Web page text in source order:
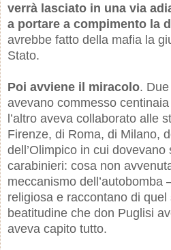
verrà lasciato in una via
a portare a compimento la
avrebbe fatto della mafia la
Stato.
Poi avviene il miracolo.
avevano commesso
l’altro aveva collaborato alle
Firenze, di Roma, di Milano,
dell’Olimpico in cui
carabinieri: cosa non
meccanismo dell’autobomba
religiosa e raccontano di
beatitudine che don Puglisi
aveva capito tutto.